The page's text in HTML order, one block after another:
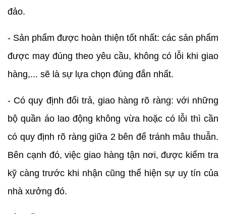
đảo.
- Sản phẩm được hoàn thiện tốt nhất: các sản phẩm
được may đúng theo yêu cầu, không có lỗi khi giao
hàng,... sẽ là sự lựa chọn đúng đắn nhất.
- Có quy định đổi trả, giao hàng rõ ràng: với những
bộ quần áo lao động không vừa hoặc có lỗi thì cần
có quy định rõ ràng giữa 2 bên để tránh mâu thuẫn.
Bên cạnh đó, việc giao hàng tận nơi, được kiểm tra
kỹ càng trước khi nhận cũng thể hiện sự uy tín của
nhà xưởng đó.